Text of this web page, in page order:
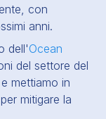
con
anni.
dell'Ocean
del settore del
mettiamo in
mitigare la